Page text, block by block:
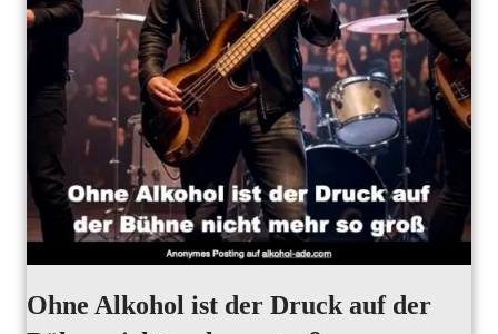
Ohne Alkohol ist der Druck auf der